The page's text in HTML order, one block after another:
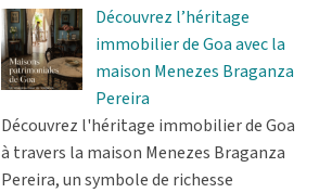
Découvrez l’héritage
immobilier de Goa avec la
maison Menezes Braganza
Pereira
Découvrez l'héritage immobilier de Goa
à travers la maison Menezes Braganza
Pereira, un symbole de richesse